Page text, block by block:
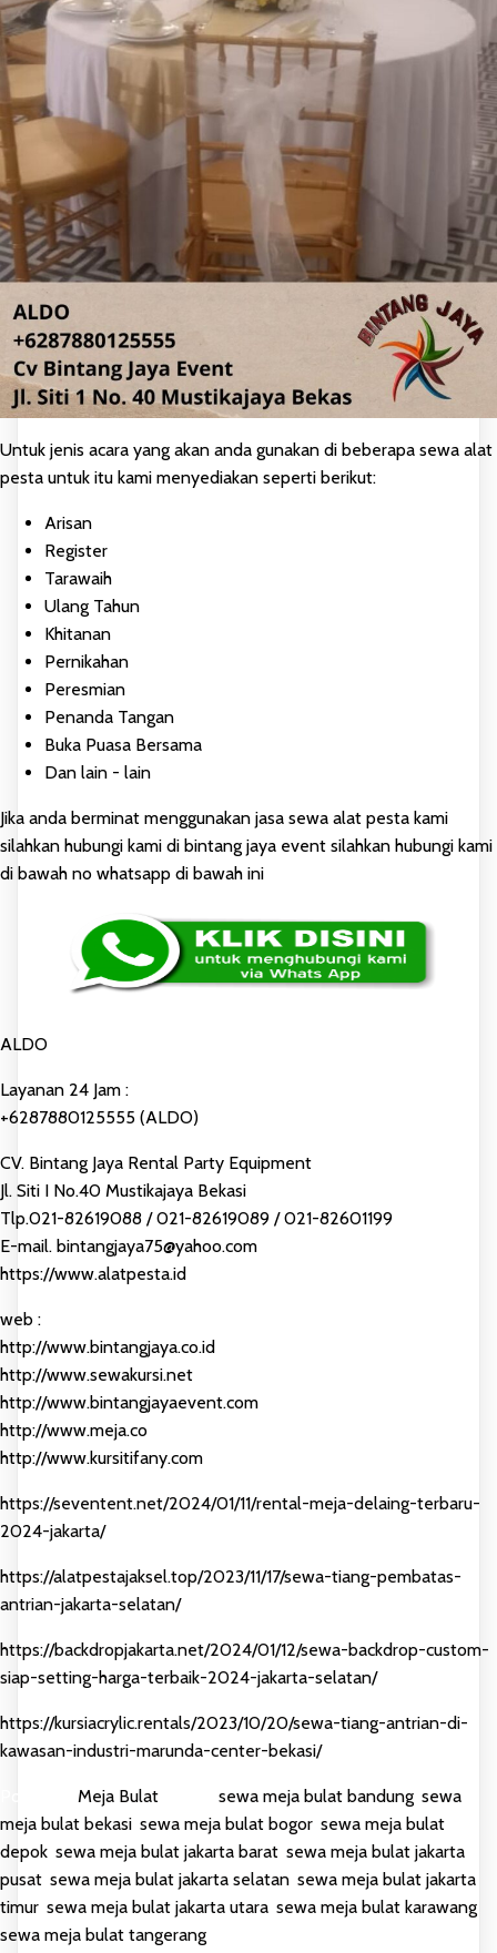
Untuk jenis acara yang akan anda gunakan di beberapa sewa alat
pesta untuk itu kami menyediakan seperti berikut:
Arisan
Register
Tarawaih
Ulang Tahun
Khitanan
Pernikahan
Peresmian
Penanda Tangan
Buka Puasa Bersama
Dan lain - lain
Jika anda berminat menggunakan jasa sewa alat pesta kami
silahkan hubungi kami di bintang jaya event silahkan hubungi kami
di bawah no whatsapp di bawah ini
ALDO
Layanan 24 Jam :
+6287880125555 (ALDO)
CV. Bintang Jaya Rental Party Equipment
Jl. Siti I No.40 Mustikajaya Bekasi
Tlp.021-82619088 / 021-82619089 / 021-82601199
E-mail. bintangjaya75@yahoo.com
https://www.alatpesta.id
web :
http://www.bintangjaya.co.id
http://www.sewakursi.net
http://www.bintangjayaevent.com
http://www.meja.co
http://www.kursitifany.com
https://seventent.net/2024/01/11/rental-meja-delaing-terbaru-
2024-jakarta/
https://alatpestajaksel.top/2023/11/17/sewa-tiang-pembatas-
antrian-jakarta-selatan/
https://backdropjakarta.net/2024/01/12/sewa-backdrop-custom-
siap-setting-harga-terbaik-2024-jakarta-selatan/
https://kursiacrylic.rentals/2023/10/20/sewa-tiang-antrian-di-
kawasan-industri-marunda-center-bekasi/
Meja BulatTagged sewa meja bulat bandung sewa
meja bulat bekasi sewa meja bulat bogor sewa meja bulat
depok sewa meja bulat jakarta barat sewa meja bulat jakarta
pusat sewa meja bulat jakarta selatan sewa meja bulat jakarta
timur sewa meja bulat jakarta utara sewa meja bulat karawang
sewa meja bulat tangerang